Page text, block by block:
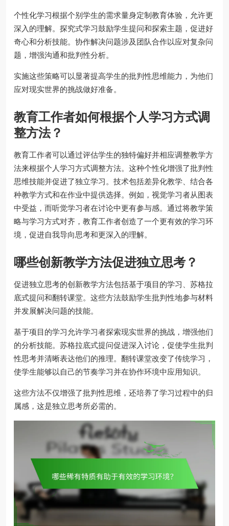
个性化学习根据个别学生的需求量身定制教育体验，允许更
深入的理解。探究式学习鼓励学生提问和探索主题，促进好
奇心和分析技能。协作解决问题涉及团队合作以应对复杂问
题，增强沟通和批判性分析。
实施这些策略可以显著提高学生的批判性思维能力，为他们
应对现实世界的挑战做好准备。
教育工作者如何根据个人学习方式调
整方法？
教育工作者可以通过评估学生的独特偏好并相应调整教学方
法来根据个人学习方式调整方法。这种个性化增强了批判性
思维技能并促进了独立学习。技术包括差异化教学、结合各
种教学方式和在作业中提供选择。例如，视觉学习者从图表
中受益，而听觉学习者在讨论中更有参与感。通过将教学策
略与学习方式对齐，教育工作者创造了一个更有效的学习环
境，促进自我导向思考和更深入的理解。
哪些创新教学方法促进独立思考？
促进独立思考的创新教学方法包括基于项目的学习、苏格拉
底式提问和翻转课堂。这些方法鼓励学生批判性地参与材料
并发展解决问题的技能。
基于项目的学习允许学习者探索现实世界的挑战，增强他们
的分析技能。苏格拉底式提问促进深入讨论，促使学生批判
性思考并清晰表达他们的推理。翻转课堂改变了传统学习，
使学生能够以自己的节奏学习并在协作环境中应用知识。
这些方法不仅增强了批判性思维，还培养了学习过程中的归
属感，这是独立思考所必需的。